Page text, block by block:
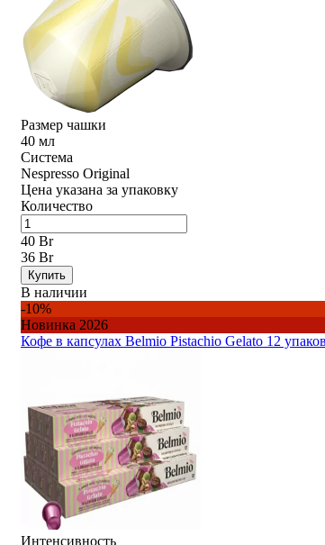
Размер чашки
40 мл
Система
Nespresso Original
Цена указана за упаковку
Количество
40 Br
36 Br
Купить
В наличии
-10%
Новинка 2026
Кофе в капсулах Belmio Pistachio Gelato 12
Интенсивность